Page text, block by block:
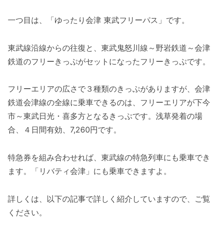
一つ目は、「ゆったり会津 東武フリーパス」です。
東武線沿線からの往復と、東武鬼怒川線～野岩鉄道～会津
鉄道のフリーきっぷがセットになったフリーきっぷです。
フリーエリアの広さで３種類のきっぷがありますが、会津
鉄道会津線の全線に乗車できるのは、フリーエリアが下今
市～東武日光・喜多方となるきっぷです。浅草発着の場
合、４日間有効、7,260円です。
特急券を組み合わせれば、東武線の特急列車にも乗車でき
ます。「リバティ会津」にも乗車できますよ。
詳しくは、以下の記事で詳しく紹介していますので、ご覧
ください。